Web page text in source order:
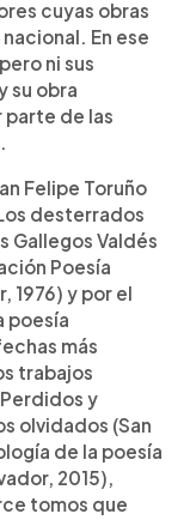
cuyas obras
En ese
ni sus
su obra
de las
Felipe Toruño
desterrados
Gallegos Valdés
Poesía
1976) y por el
poesía
más
trabajos
y
olvidados (San
de la poesía
2015),
tomos que